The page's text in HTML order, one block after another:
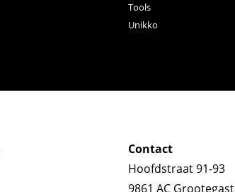
Tools
Unikko
Contact
Hoofdstraat 91-93
9861 AC Grootegast